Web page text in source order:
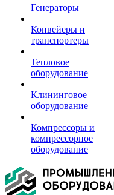
Генераторы
Конвейеры и
транспортеры
Тепловое
оборудование
Клининговое
оборудование
Компрессоры и
компрессорное
оборудование